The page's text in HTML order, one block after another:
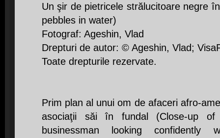
Un şir de pietricele strălucitoare negre
pebbles in water)
Fotograf: Ageshin, Vlad
Drepturi de autor: © Ageshin, Vlad;
Toate drepturile rezervate.
Prim plan al unui om de afaceri afro-
asociaţii săi în fundal (Close-up of
businessman looking